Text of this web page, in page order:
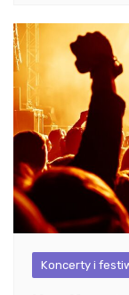
Koncerty i